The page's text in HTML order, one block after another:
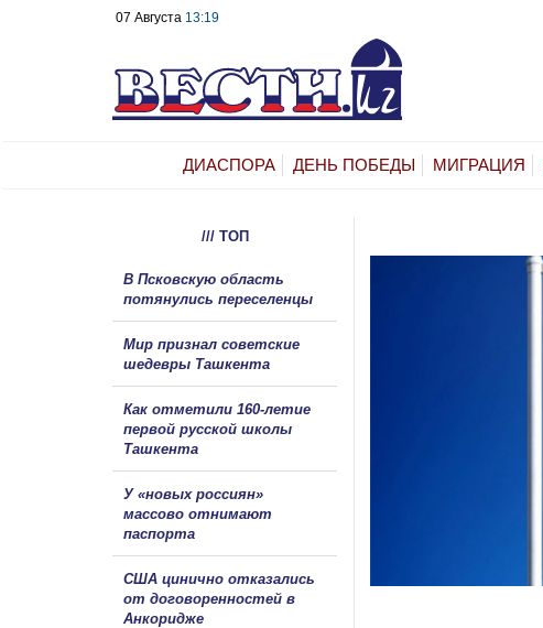
07 Августа 13:19
ДИАСПОРА ДЕНЬ ПОБЕДЫ МИГРАЦИЯ
/// ТОП
В Псковскую область
потянулись переселенцы
Мир признал советские
шедевры Ташкента
Как отметили 160-летие
первой русской школы
Ташкента
У «новых россиян»
массово отнимают
паспорта
США цинично отказались
от договоренностей в
Анкоридже